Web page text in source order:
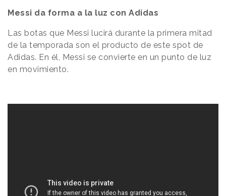
Messi da forma a la luz con Adidas
Las botas que Messi lucirá durante la primera mitad
de la temporada son el producto de este spot de
Adidas. En él, Messi se convierte en un punto de luz
en movimiento.